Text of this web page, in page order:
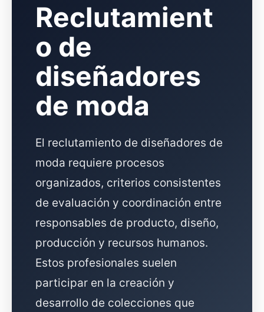
Reclutamient
o de
diseñadores
de moda
El reclutamiento de diseñadores de
moda requiere procesos
organizados, criterios consistentes
de evaluación y coordinación entre
responsables de producto, diseño,
producción y recursos humanos.
Estos profesionales suelen
participar en la creación y
desarrollo de colecciones que